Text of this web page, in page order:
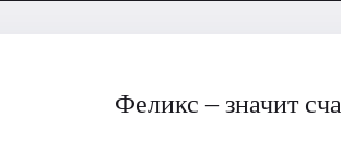
Феликс – значит